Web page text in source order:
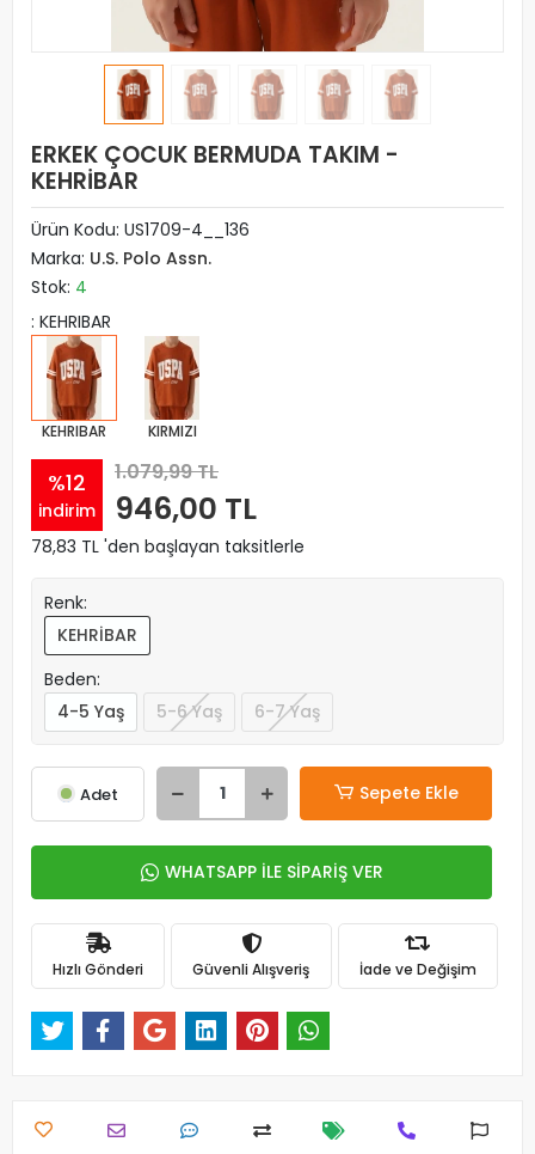
ERKEK ÇOCUK BERMUDA TAKIM -
KEHRİBAR
Ürün Kodu: US1709-4__136
Marka: U.S. Polo Assn.
Stok: 4
: KEHRIBAR
KEHRIBAR KIRMIZI
%12
indirim
1.079,99 TL
946,00 TL
78,83 TL 'den başlayan taksitlerle
Renk:
KEHRİBAR
Beden:
4-5 Yaş
5-6 Yaş 6-7 Yaş
Adet Sepete Ekle
WHATSAPP İLE SİPARİŞ VER
Hızlı Gönderi Güvenli Alışveriş İade ve Değişim